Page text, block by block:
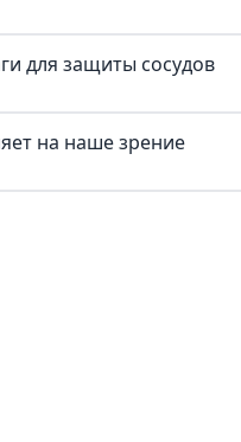
для защиты сосудов
на наше зрение